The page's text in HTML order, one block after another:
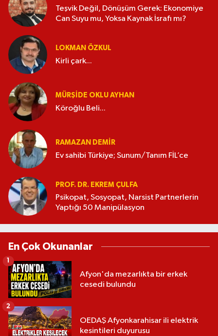
Teşvik Değil, Dönüşüm Gerek: Ekonomiye
Can Suyu mu, Yoksa Kaynak İsrafı mı?
LOKMAN ÖZKUL
Kirli çark...
MÜRŞIDE OKLU AYHAN
Köroğlu Beli...
RAMAZAN DEMİR
Ev sahibi Türkiye; Sunum/Tanım FİL’ce
PROF. DR. EKREM ÇULFA
Psikopat, Sosyopat, Narsist Partnerlerin
Yaptığı 50 Manipülasyon
En Çok Okunanlar
Afyon'da mezarlıkta bir erkek
cesedi bulundu
1
OEDAŞ Afyonkarahisar ili elektrik
kesintileri duyurusu
2